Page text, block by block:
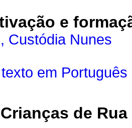
e
Custódia Nunes
texto em Português
de